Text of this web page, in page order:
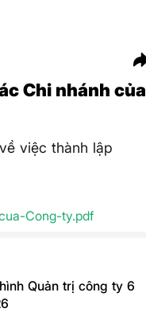
Chi nhánh của
việc thành lập
Cong-ty.pdf
Quản trị công ty 6